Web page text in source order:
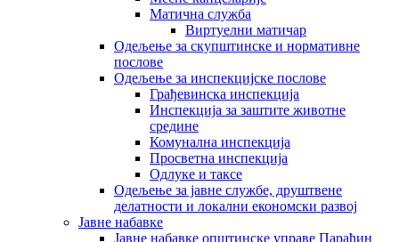
Матична служба
Виртуелни матичар
Одељење за скупштинске и нормативне
послове
Одељење за инспекцијске послове
Грађевинска инспекција
Инспекција за заштите животне
средине
Комунална инспекција
Просветна инспекција
Одлуке и таксе
Одељење за јавне службе, друштвене
делатности и локални економски развој
Јавне набавке
Јавне набавке општинске управе Параћин